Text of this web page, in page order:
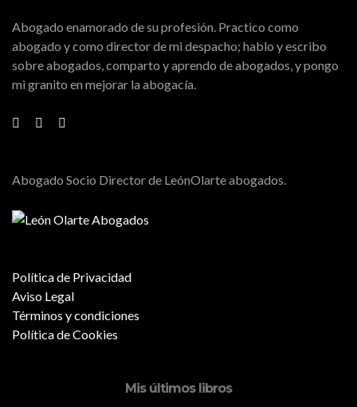
Abogado enamorado de su profesión. Practico como
abogado y como director de mi despacho; hablo y escribo
sobre abogados, comparto y aprendo de abogados, y pongo
mi granito en mejorar la abogacía.
Abogado Socio Director de LeónOlarte abogados.
Política de Privacidad
Aviso Legal
Términos y condiciones
Política de Cookies
Mis últimos libros